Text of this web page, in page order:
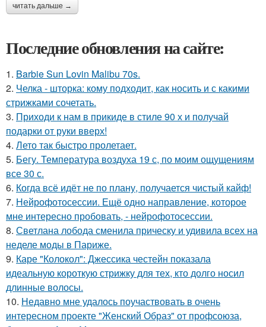
читать дальше →
Последние обновления на сайте:
1. Barbie Sun Lovin Malibu 70s.
2. Челка - шторка: кому подходит, как носить и с какими
стрижками сочетать.
3. Приходи к нам в прикиде в стиле 90 х и получай
подарки от руки вверх!
4. Лето так быстро пролетает.
5. Бегу. Температура воздуха 19 с, по моим ощущениям
все 30 с.
6. Когда всё идёт не по плану, получается чистый кайф!
7. Нейрофотосессии. Ещё одно направление, которое
мне интересно пробовать, - нейрофотосессии.
8. Светлана лобода сменила прическу и удивила всех на
неделе моды в Париже.
9. Каре "Колокол": Джессика честейн показала
идеальную короткую стрижку для тех, кто долго носил
длинные волосы.
10. Недавно мне удалось поучаствовать в очень
интересном проекте "Женский Образ" от профсоюза,